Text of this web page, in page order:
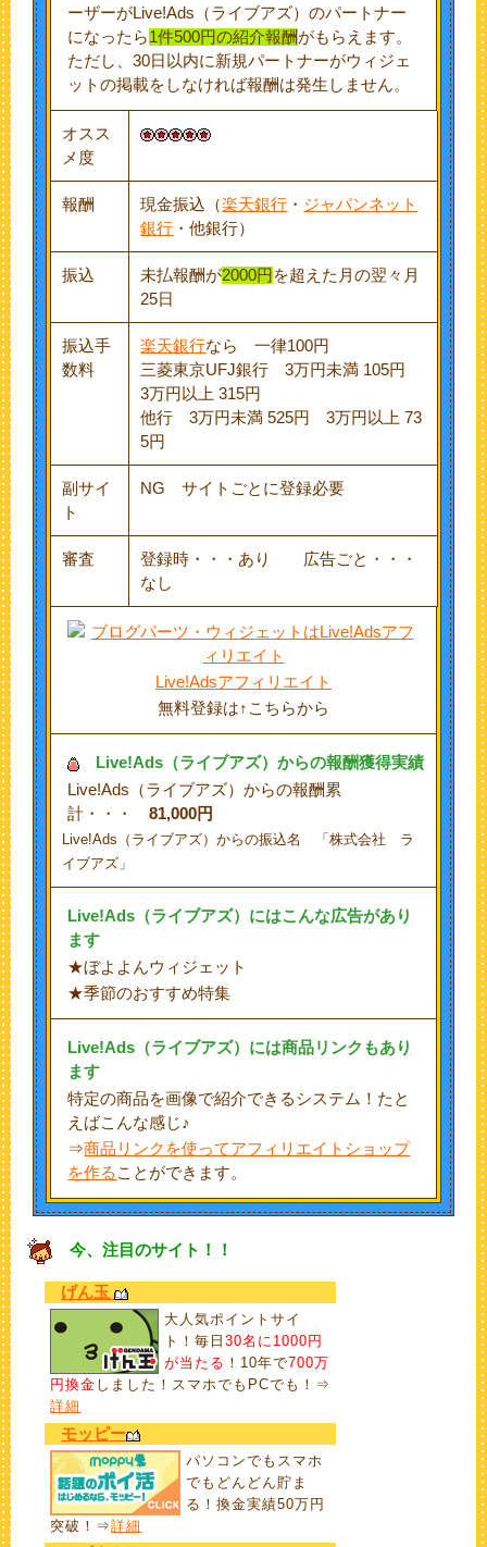
ーザーがLive!Ads（ライブアズ）のパートナー
になったら1件500円の紹介報酬がもらえます。
ただし、30日以内に新規パートナーがウィジェ
ットの掲載をしなければ報酬は発生しません。
オスス
メ度
報酬 現金振込（楽天銀行 ・ ジャパンネット
銀行 ・他銀行）
振込 未払報酬が2000円 を超えた月の翌々月
25日
振込手
数料
楽天銀行なら 一律100円
三菱東京UFJ銀行 3万円未満 105円
3万円以上 315円
他行 3万円未満 525円 3万円以上 73
5円
副サイ
ト
NG サイトごとに登録必要
審査
登録時・・・あり 広告ごと・・・
なし
Live!Adsアフィリエイト
無料登録は↑こちらから
Live!Ads（ライブアズ）からの報酬獲得実績
Live!Ads（ライブアズ）からの報酬累
計・・・81,000円
Live!Ads（ライブアズ）からの振込名 「株式会社 ラ
イブアズ」
Live!Ads（ライブアズ）にはこんな広告があり
ます
★ぼよよんウィジェット
★季節のおすすめ特集
Live!Ads（ライブアズ）には商品リンクもあり
ます
特定の商品を画像で紹介できるシステム！たと
えばこんな感じ♪
⇒商品リンクを使ってアフィリエイトショップ
を作る ことができます。
今、注目のサイト！！
げん玉
大人気ポイントサイ
ト！毎日30名に1000円
が当たる ！10年で700万
円換金 しました！スマホでもPCでも！⇒
詳細
モッピー
パソコンでもスマホ
でもどんどん貯ま
る！換金実績50万円
突破！⇒詳細